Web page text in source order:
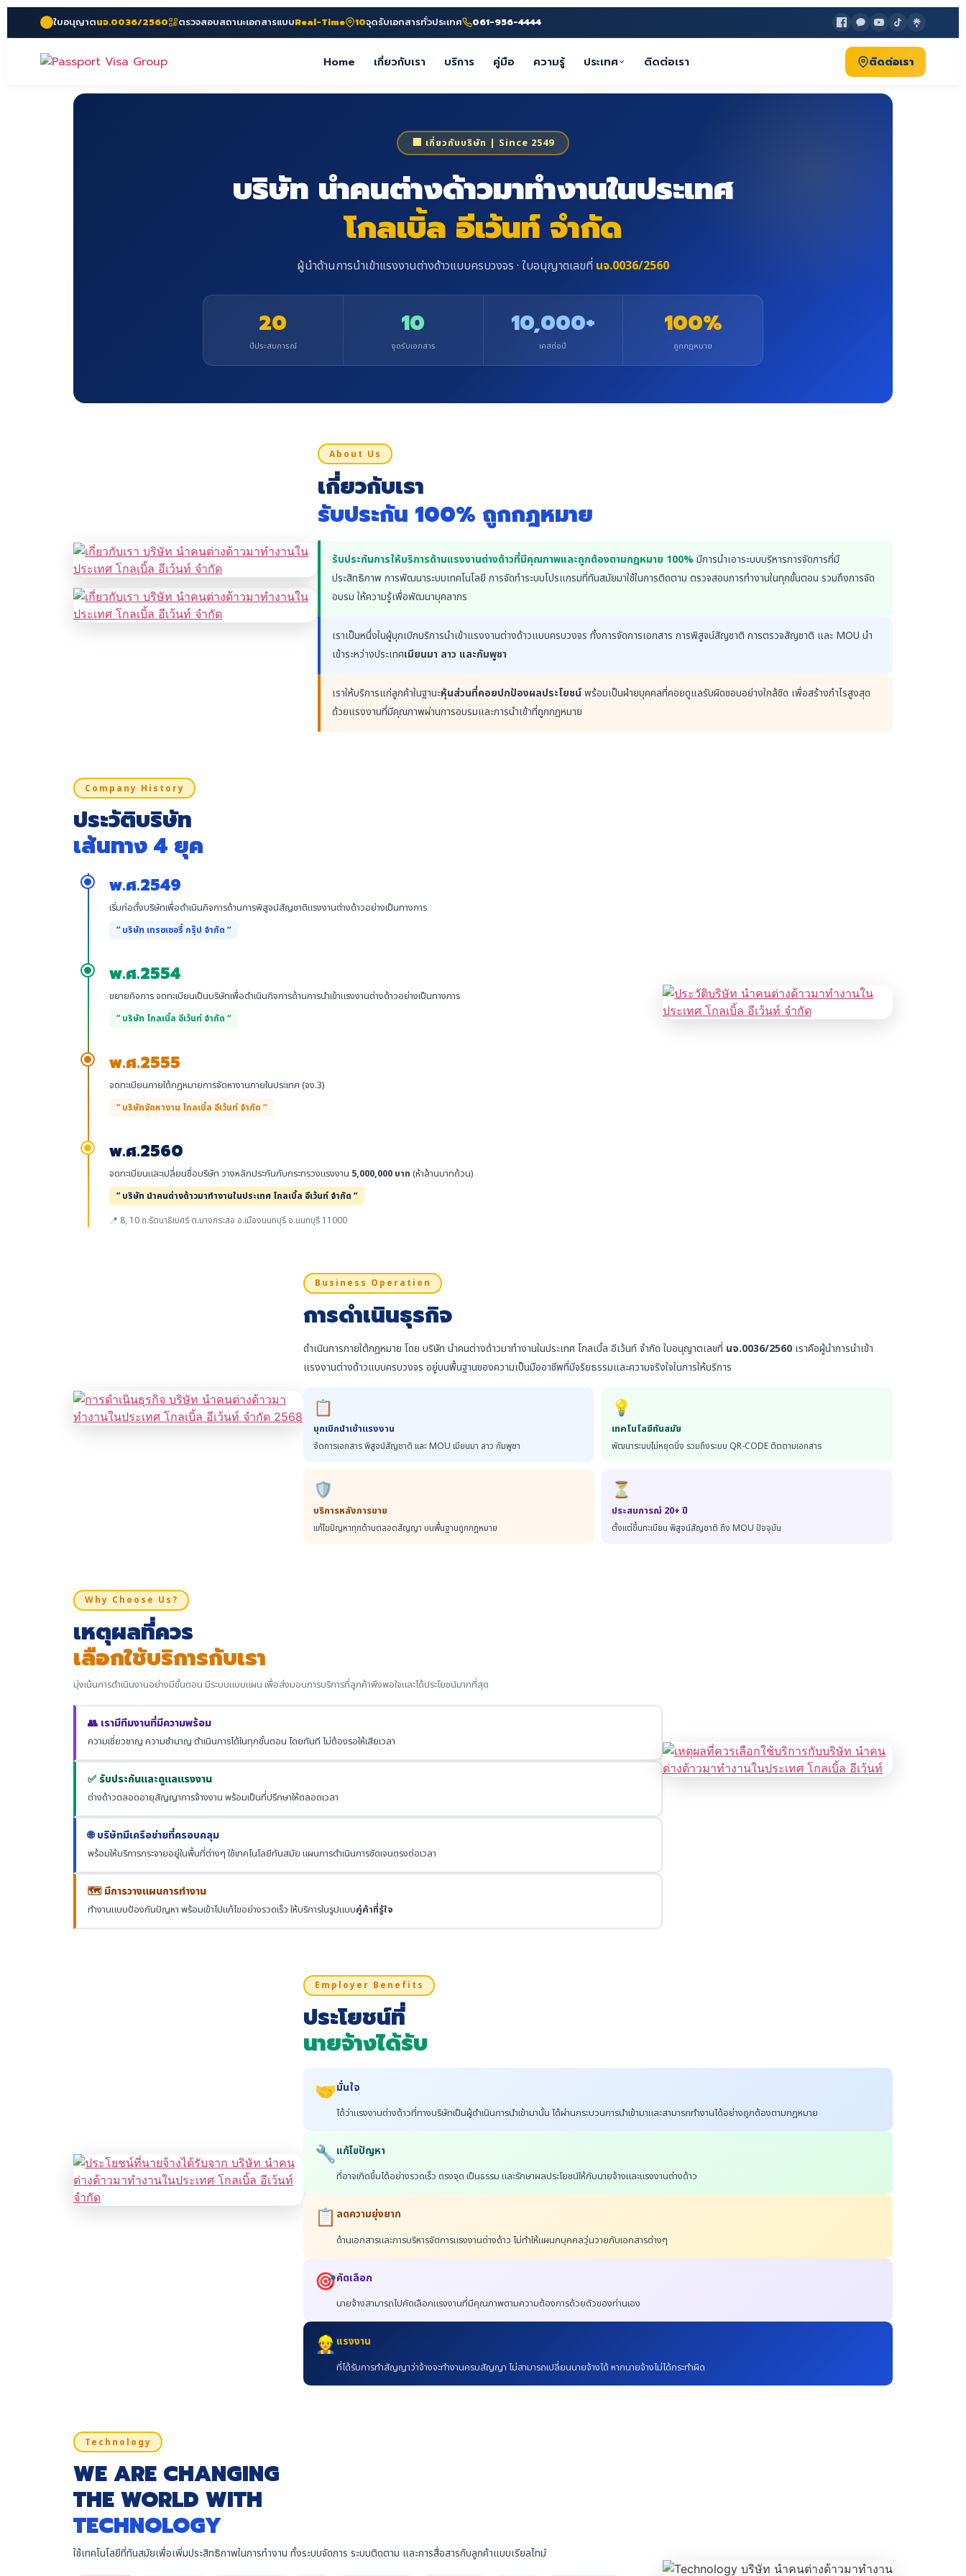
ใบอนุญาตนจ.0036/2560 ตรวจสอบสถานะเอกสารแบบReal-Time 10จุดรับเอกสารทั่วประเทศ 061-956-4444
Home เกี่ยวกับเรา บริการ คู่มือ ความรู้ ประเทศ ติดต่อเรา ติดต่อเรา
🏢 เกี่ยวกับบริษัท | Since 2549
บริษัท นำคนต่างด้าวมาทำงานในประเทศ
โกลเบิ้ล อีเว้นท์ จำกัด
ผู้นำด้านการนำเข้าแรงงานต่างด้าวแบบครบวงจร · ใบอนุญาตเลขที่ นจ.0036/2560
20
ปีประสบการณ์
10
จุดรับเอกสาร
10,000+
เคสต่อปี
100%
ถูกกฎหมาย
About Us
เกี่ยวกับเรา
รับประกัน 100% ถูกกฎหมาย
รับประกันการให้บริการด้านแรงงานต่างด้าวที่มีคุณภาพและถูกต้องตามกฎหมาย 100% มีการนำเอาระบบบริหารการจัดการที่มี
ประสิทธิภาพ การพัฒนาระบบเทคโนโลยี การจัดทำระบบโปรแกรมที่ทันสมัยมาใช้ในการติดตาม ตรวจสอบการทำงานในทุกขั้นตอน รวมถึงการจัด
อบรม ให้ความรู้เพื่อพัฒนาบุคลากร
เราเป็นหนึ่งในผู้บุกเบิกบริการนำเข้าแรงงานต่างด้าวแบบครบวงจร ทั้งการจัดการเอกสาร การพิสูจน์สัญชาติ การตรวจสัญชาติ และ MOU นำ
เข้าระหว่างประเทศเมียนมา ลาว และกัมพูชา
เราให้บริการแก่ลูกค้าในฐานะหุ้นส่วนที่คอยปกป้องผลประโยชน์พร้อมเป็นฝ่ายบุคคลที่คอยดูแลรับผิดชอบอย่างใกล้ชิด เพื่อสร้างกำไรสูงสุด
ด้วยแรงงานที่มีคุณภาพผ่านการอบรมและการนำเข้าที่ถูกกฎหมาย
Company History
ประวัติบริษัท
เส้นทาง 4 ยุค
พ.ศ.2549
เริ่มก่อตั้งบริษัทเพื่อดำเนินกิจการด้านการพิสูจน์สัญชาติแรงงานต่างด้าวอย่างเป็นทางการ
” บริษัท เทรชเซอรี่ กรุ๊ป จำกัด “
พ.ศ.2554
ขยายกิจการ จดทะเบียนเป็นบริษัทเพื่อดำเนินกิจการด้านการนำเข้าแรงงานต่างด้าวอย่างเป็นทางการ
” บริษัท โกลเบิ้ล อีเว้นท์ จำกัด “
พ.ศ.2555
จดทะเบียนภายใต้กฎหมายการจัดหางานภายในประเทศ (จง.3)
” บริษัทจัดหางาน โกลเบิ้ล อีเว้นท์ จำกัด “
พ.ศ.2560
จดทะเบียนและเปลี่ยนชื่อบริษัท วางหลักประกันกับกระทรวงแรงงาน 5,000,000 บาท (ห้าล้านบาทถ้วน)
” บริษัท นำคนต่างด้าวมาทำงานในประเทศ โกลเบิ้ล อีเว้นท์ จำกัด “
📍 8, 10 ถ.รัตนาธิเบศร์ ต.บางกระสอ อ.เมืองนนทบุรี จ.นนทบุรี 11000
Business Operation
การดำเนินธุรกิจ
ดำเนินการภายใต้กฎหมาย โดย บริษัท นำคนต่างด้าวมาทำงานในประเทศ โกลเบิ้ล อีเว้นท์ จำกัด ใบอนุญาตเลขที่ นจ.0036/2560 เราคือผู้นำการนำเข้า
แรงงานต่างด้าวแบบครบวงจร อยู่บนพื้นฐานของความเป็นมืออาชีพที่มีจริยธรรมและความจริงใจในการให้บริการ
📋
บุกเบิกนำเข้าแรงงาน
จัดการเอกสาร พิสูจน์สัญชาติ และ MOU เมียนมา ลาว กัมพูชา
💡
เทคโนโลยีทันสมัย
พัฒนาระบบไม่หยุดนิ่ง รวมถึงระบบ QR-CODE ติดตามเอกสาร
🛡️
บริการหลังการขาย
แก้ไขปัญหาทุกด้านตลอดสัญญา บนพื้นฐานถูกกฎหมาย
⏳
ประสบการณ์ 20+ ปี
ตั้งแต่ขึ้นทะเบียน พิสูจน์สัญชาติ ถึง MOU ปัจจุบัน
Why Choose Us?
เหตุผลที่ควร
เลือกใช้บริการกับเรา
มุ่งเน้นการดำเนินงานอย่างมีขั้นตอน มีระบบแบบแผน เพื่อส่งมอบการบริการที่ลูกค้าพึงพอใจและได้ประโยชน์มากที่สุด
👥 เรามีทีมงานที่มีความพร้อม
ความเชี่ยวชาญ ความชำนาญ ดำเนินการได้ในทุกขั้นตอน โดยทันที ไม่ต้องรอให้เสียเวลา
✅ รับประกันและดูแลแรงงาน
ต่างด้าวตลอดอายุสัญญาการจ้างงาน พร้อมเป็นที่ปรึกษาให้ตลอดเวลา
🌐 บริษัทมีเครือข่ายที่ครอบคลุม
พร้อมให้บริการกระจายอยู่ในพื้นที่ต่างๆ ใช้เทคโนโลยีทันสมัย แผนการดำเนินการชัดเจนตรงต่อเวลา
🗺️ มีการวางแผนการทำงาน
ทำงานแบบป้องกันปัญหา พร้อมเข้าไปแก้ไขอย่างรวดเร็ว ให้บริการในรูปแบบคู่ค้าที่รู้ใจ
Employer Benefits
ประโยชน์ที่
นายจ้างได้รับ
🤝มั่นใจ
ได้ว่าแรงงานต่างด้าวที่ทางบริษัทเป็นผู้ดำเนินการนำเข้ามานั้น ได้ผ่านกระบวนการนำเข้ามาและสามารถทำงานได้อย่างถูกต้องตามกฎหมาย
🔧แก้ไขปัญหา
ที่อาจเกิดขึ้นได้อย่างรวดเร็ว ตรงจุด เป็นธรรม และรักษาผลประโยชน์ให้กับนายจ้างและแรงงานต่างด้าว
📋 ลดความยุ่งยาก
ด้านเอกสารและการบริหารจัดการแรงงานต่างด้าว ไม่ทำให้แผนกบุคคลวุ่นวายกับเอกสารต่างๆ
🎯คัดเลือก
นายจ้างสามารถไปคัดเลือกแรงงานที่มีคุณภาพตามความต้องการด้วยตัวของท่านเอง
👷 แรงงาน
ที่ได้รับการทำสัญญาว่าจ้างจะทำงานครบสัญญา ไม่สามารถเปลี่ยนนายจ้างได้ หากนายจ้างไม่ได้กระทำผิด
Technology
WE ARE CHANGING
THE WORLD WITH
TECHNOLOGY
ใช้เทคโนโลยีที่ทันสมัยเพื่อเพิ่มประสิทธิภาพในการทำงาน ทั้งระบบจัดการ ระบบติดตาม และการสื่อสารกับลูกค้าแบบเรียลไทม์